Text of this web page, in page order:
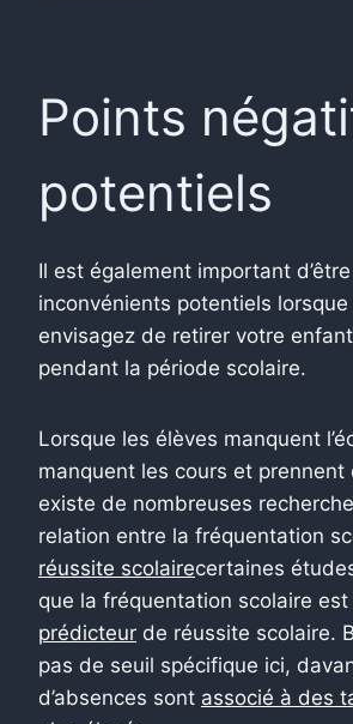
Points
potentiels
Il est également important
inconvénients potentiels lorsque
envisagez de retirer votre enfant
pendant la période scolaire.
Lorsque les élèves manquent
manquent les cours et prennent
existe de nombreuses
relation entre la fréquentation
réussite scolairecertaines
que la fréquentation scolaire est
prédicteur de réussite scolaire.
pas de seuil spécifique ici,
d’absences sont associé à des